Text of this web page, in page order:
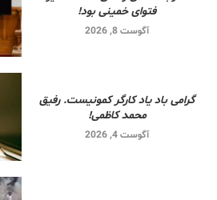
فتوای خمینی بود!
آگوست 8, 2026
گرامی باد یاد کارگر کمونیست. رفیق
محمد کاظمی!
آگوست 4, 2026